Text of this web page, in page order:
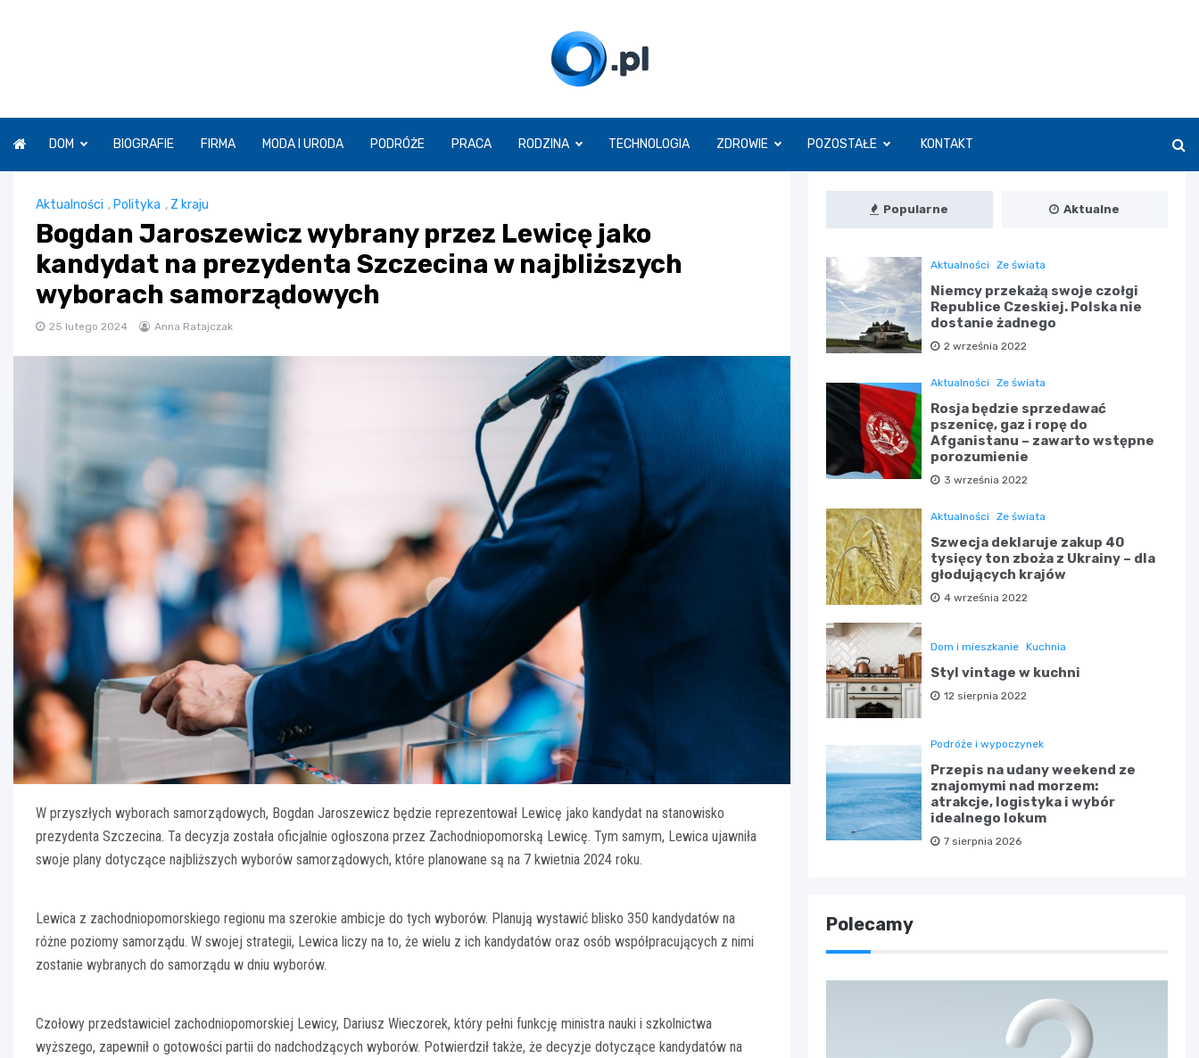
O.pl
DOM BIOGRAFIE FIRMA MODA I URODA PODRÓŻE PRACA RODZINA TECHNOLOGIA ZDROWIE POZOSTAŁE KONTAKT
Aktualności , Polityka , Z kraju
Bogdan Jaroszewicz wybrany przez Lewicę jako
kandydat na prezydenta Szczecina w najbliższych
wyborach samorządowych
25 lutego 2024 Anna Ratajczak
W przyszłych wyborach samorządowych, Bogdan Jaroszewicz będzie reprezentował Lewicę jako kandydat na stanowisko
prezydenta Szczecina. Ta decyzja została oficjalnie ogłoszona przez Zachodniopomorską Lewicę. Tym samym, Lewica ujawniła
swoje plany dotyczące najbliższych wyborów samorządowych, które planowane są na 7 kwietnia 2024 roku.
Lewica z zachodniopomorskiego regionu ma szerokie ambicje do tych wyborów. Planują wystawić blisko 350 kandydatów na
różne poziomy samorządu. W swojej strategii, Lewica liczy na to, że wielu z ich kandydatów oraz osób współpracujących z nimi
zostanie wybranych do samorządu w dniu wyborów.
Czołowy przedstawiciel zachodniopomorskiej Lewicy, Dariusz Wieczorek, który pełni funkcję ministra nauki i szkolnictwa
wyższego, zapewnił o gotowości partii do nadchodzących wyborów. Potwierdził także, że decyzje dotyczące kandydatów na
Popularne Aktualne
Aktualności Ze świata
Niemcy przekażą swoje czołgi
Republice Czeskiej. Polska nie
dostanie żadnego
2 września 2022
Aktualności Ze świata
Rosja będzie sprzedawać
pszenicę, gaz i ropę do
Afganistanu – zawarto wstępne
porozumienie
3 września 2022
Aktualności Ze świata
Szwecja deklaruje zakup 40
tysięcy ton zboża z Ukrainy – dla
głodujących krajów
4 września 2022
Dom i mieszkanie Kuchnia
Styl vintage w kuchni
12 sierpnia 2022
Podróże i wypoczynek
Przepis na udany weekend ze
znajomymi nad morzem:
atrakcje, logistyka i wybór
idealnego lokum
7 sierpnia 2026
Polecamy